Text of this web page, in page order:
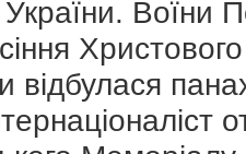
Воїни
відбулася